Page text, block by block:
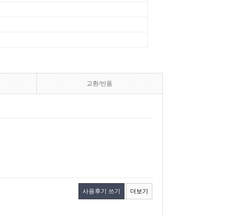
교환/반품
사용후기 쓰기 더보기